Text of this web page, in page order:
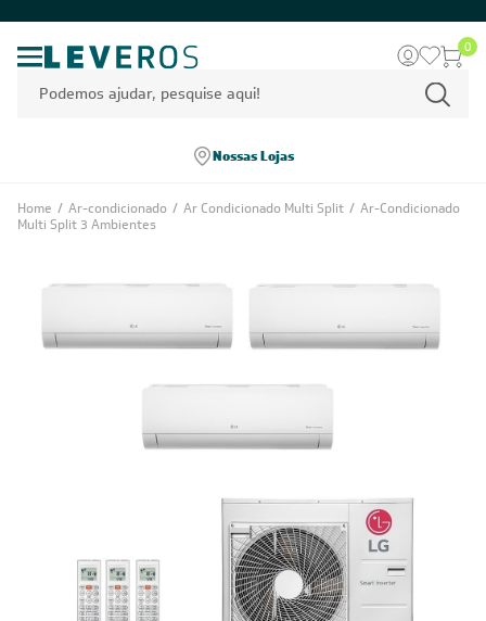
0
Nossas Lojas
Home / Ar-condicionado / Ar Condicionado Multi Split / Ar-Condicionado
Multi Split 3 Ambientes